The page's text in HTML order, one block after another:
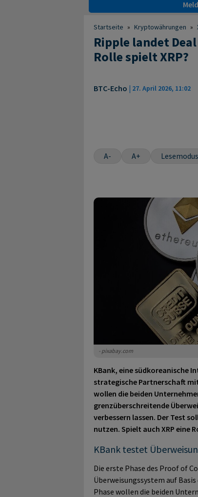
Startseite » Kryptowährungen »
Ripple landet
Rolle spielt XRP?
BTC-Echo | 27. April 2026, 11:02
A- A+ Lesemodus
- pixabay.com
KBank, eine südkoreanische
strategische Partnerschaft
wollen die beiden
grenzüberschreitende
verbessern lassen. Der Test
nutzen. Spielt auch XRP eine
KBank testet
Die erste Phase des Proof of
Überweisungssystem auf
Phase wollen die beiden